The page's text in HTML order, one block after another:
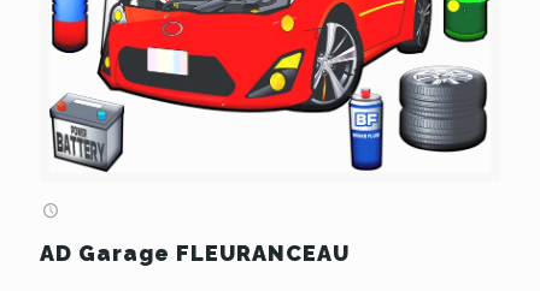
AD Garage FLEURANCEAU